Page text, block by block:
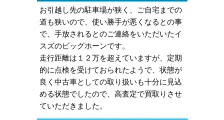
お引越し先の駐車場が狭く、ご自宅までの
道も狭いので、使い勝手が悪くなるとの事
で、手放されるとのご連絡をいただいたイ
スズのビッグホーンです。
走行距離は１２万を超えていますが、定期
的に点検を受けておられたようで、状態が
良く中古車としての取り扱いも十分に見込
める状態でしたので、高査定で買取りさせ
ていただきました。